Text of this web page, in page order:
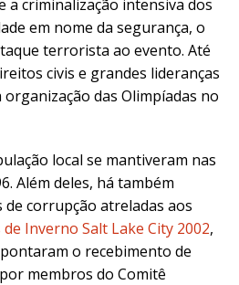
a criminalização intensiva dos
em nome da segurança, o
terrorista ao evento. Até
civis e grandes lideranças
das Olimpíadas no
local se mantiveram nas
Além deles, há também
corrupção atreladas aos
Inverno Salt Lake City 2002,
o recebimento de
membros do Comitê